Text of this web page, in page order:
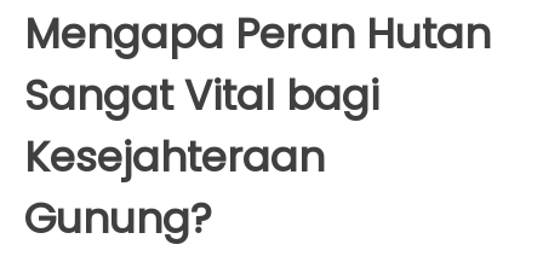
Mengapa Peran Hutan
Sangat Vital bagi
Kesejahteraan
Gunung?